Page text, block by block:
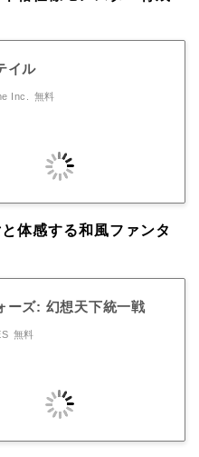
イル
Inc. 無料
体感する和風ファンタ
ーズ: 幻想天下統一戦
無料